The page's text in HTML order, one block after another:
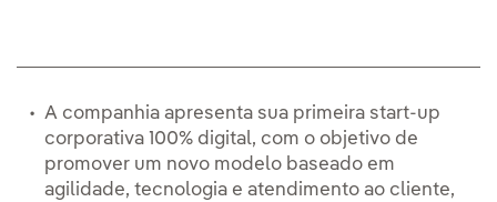
A companhia apresenta sua primeira start-up
corporativa 100% digital, com o objetivo de
promover um novo modelo baseado em
agilidade, tecnologia e atendimento ao cliente,